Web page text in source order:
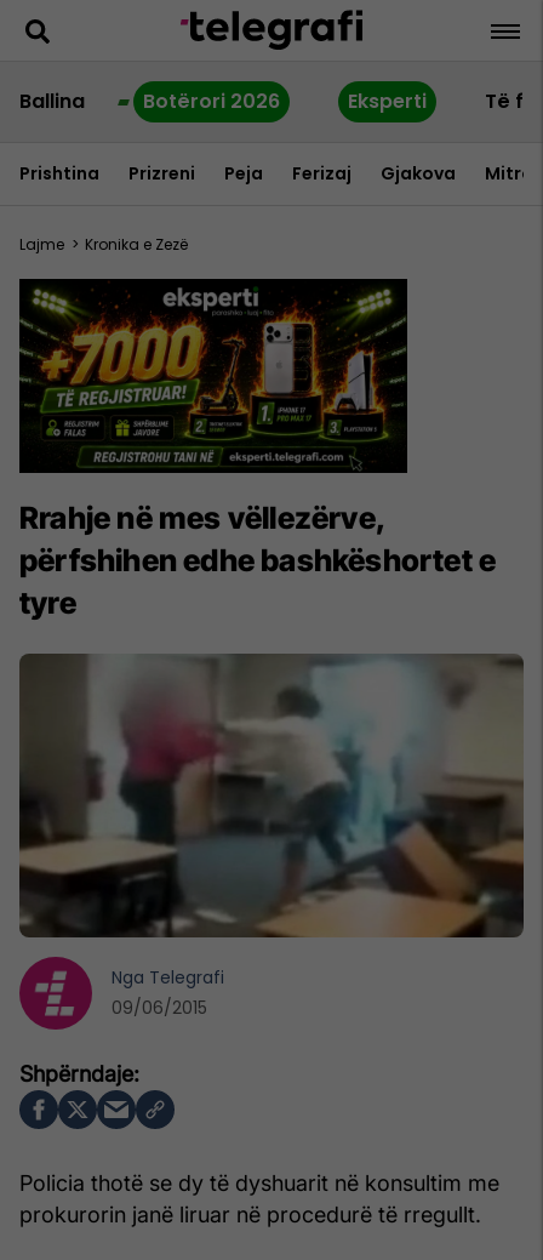
Ballina Botërori 2026 Eksperti Të
Prishtina Prizreni Peja Ferizaj Gjakova
Lajme > Kronika e Zezë
Rrahje në mes vëllezërve,
përfshihen edhe bashkëshortet e
tyre
Policia thotë se dy të dyshuarit në konsultim me
prokurorin janë liruar në procedurë të rregullt.
Nga Telegrafi
09/06/2015